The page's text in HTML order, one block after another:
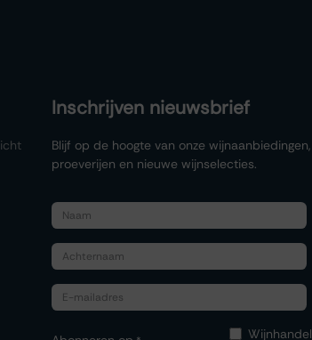
Inschrijven nieuwsbrief
Blijf op de hoogte van onze wijnaanbiedingen,
proeverijen en nieuwe wijnselecties.
Wijnhandel